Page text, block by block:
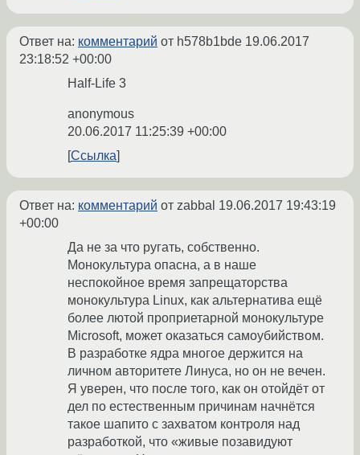
Ответ на: комментарий от h578b1bde 19.06.2017
23:18:52 +00:00
Half-Life 3
anonymous
20.06.2017 11:25:39 +00:00
Ссылка
Ответ на: комментарий от zabbal 19.06.2017 19:43:19
+00:00
Да не за что ругать, собственно.
Монокультура опасна, а в наше
неспокойное время запрещаторства
монокультура Linux, как альтернатива ещё
более лютой проприетарной монокультуре
Microsoft, может оказаться самоубийством.
В разработке ядра многое держится на
личном авторитете Линуса, но он не вечен.
Я уверен, что после того, как он отойдёт от
дел по естественным причинам начнётся
такое шапито с захватом контроля над
разработкой, что «живые позавидуют